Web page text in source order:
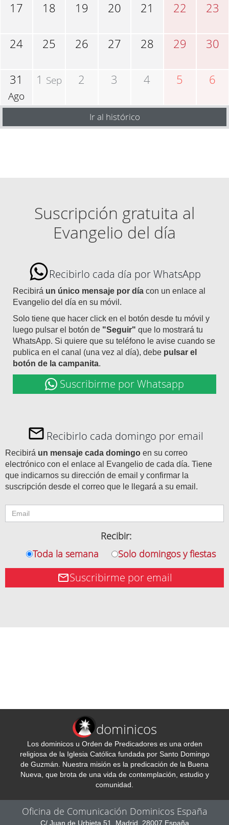
17 18 19 20 21 22 23
24 25 26 27 28 29 30
31
Ago
1 Sep 2 3 4 5 6
Ir al histórico
Suscripción gratuita al
Evangelio del día
Recibirlo cada día por WhatsApp
Recibirá un único mensaje por día con un enlace al
Evangelio del día en su móvil.
Solo tiene que hacer click en el botón desde tu móvil y
luego pulsar el botón de "Seguir" que lo mostrará tu
WhatsApp. Si quiere que su teléfono le avise cuando se
publica en el canal (una vez al día), debe pulsar el
botón de la campanita.
Suscribirme por Whatsapp
Recibirlo cada domingo por email
Recibirá un mensaje cada domingo en su correo
electrónico con el enlace al Evangelio de cada día. Tiene
que indicarnos su dirección de email y confirmar la
suscripción desde el correo que le llegará a su email.
Recibir:
Toda la semana
Solo domingos y fiestas
Suscribirme por email
dominicos
Los dominicos u Orden de Predicadores es una orden
religiosa de la Iglesia Católica fundada por Santo Domingo
de Guzmán. Nuestra misión es la predicación de la Buena
Nueva, que brota de una vida de contemplación, estudio y
comunidad.
Oficina de Comunicación Dominicos España
C/ Juan de Urbieta 51, Madrid, 28007 España